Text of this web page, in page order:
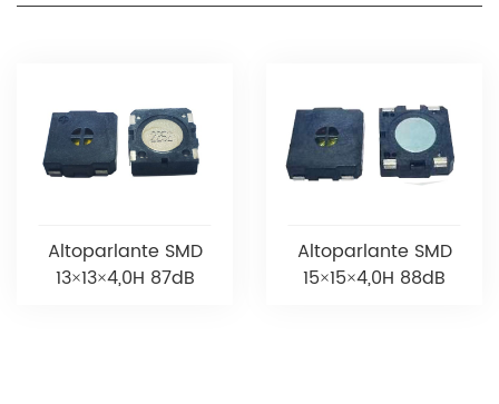
Altoparlante SMD
13×13×4,0H 87dB
Altoparlante SMD
15×15×4,0H 88dB